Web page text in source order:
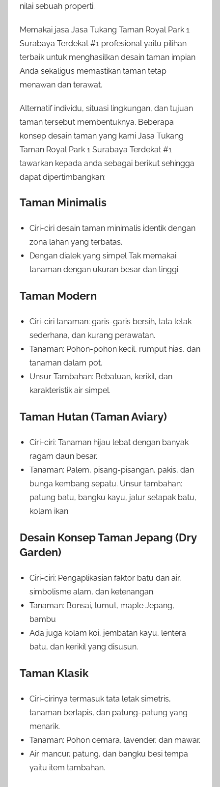
nilai sebuah properti.
Memakai jasa Jasa Tukang Taman Royal Park 1
Surabaya Terdekat #1 profesional yaitu pilihan
terbaik untuk menghasilkan desain taman impian
Anda sekaligus memastikan taman tetap
menawan dan terawat.
Alternatif individu, situasi lingkungan, dan tujuan
taman tersebut membentuknya. Beberapa
konsep desain taman yang kami Jasa Tukang
Taman Royal Park 1 Surabaya Terdekat #1
tawarkan kepada anda sebagai berikut sehingga
dapat dipertimbangkan:
Taman Minimalis
Ciri-ciri desain taman minimalis identik dengan
zona lahan yang terbatas.
Dengan dialek yang simpel Tak memakai
tanaman dengan ukuran besar dan tinggi.
Taman Modern
Ciri-ciri tanaman: garis-garis bersih, tata letak
sederhana, dan kurang perawatan.
Tanaman: Pohon-pohon kecil, rumput hias, dan
tanaman dalam pot.
Unsur Tambahan: Bebatuan, kerikil, dan
karakteristik air simpel.
Taman Hutan (Taman Aviary)
Ciri-ciri: Tanaman hijau lebat dengan banyak
ragam daun besar.
Tanaman: Palem, pisang-pisangan, pakis, dan
bunga kembang sepatu. Unsur tambahan:
patung batu, bangku kayu, jalur setapak batu,
kolam ikan.
Desain Konsep Taman Jepang (Dry
Garden)
Ciri-ciri: Pengaplikasian faktor batu dan air,
simbolisme alam, dan ketenangan.
Tanaman: Bonsai, lumut, maple Jepang,
bambu
Ada juga kolam koi, jembatan kayu, lentera
batu, dan kerikil yang disusun.
Taman Klasik
Ciri-cirinya termasuk tata letak simetris,
tanaman berlapis, dan patung-patung yang
menarik.
Tanaman: Pohon cemara, lavender, dan mawar.
Air mancur, patung, dan bangku besi tempa
yaitu item tambahan.